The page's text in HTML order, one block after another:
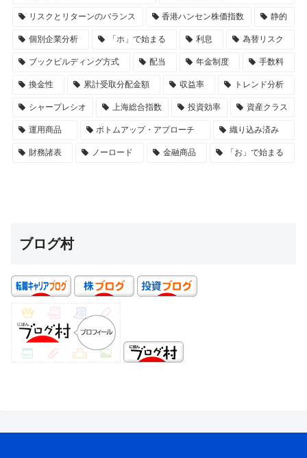
リスクとリターンのバランス 香港ハンセン株価指数 静的
個別企業分析 「ホ」で始まる 利息 為替リスク
ブックビルディング方式 配当 年金制度 手数料
換金性 累計受取分配金額 収益率 トレンド分析
シャープレシオ 上海総合指数 投資効率 資産クラス
運用商品 ボトムアップ・アプローチ 織り込み済み
財務諸表 ノーロード 金融商品 「お」で始まる
ブログ村